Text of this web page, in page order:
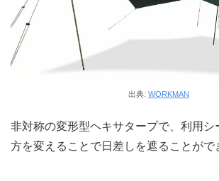
出典: WORKMAN
非対称の変形型ヘキサタープで、利用シ
方を変えることで日差しを遮ることがで